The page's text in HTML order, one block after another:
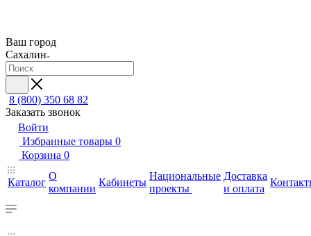
Ваш город
Сахалин
8 (800) 350 68 82
Заказать звонок
Войти
Избранные товары 0
Корзина 0
Каталог
О
компании
Кабинеты
Национальные
проекты
Доставка
и оплата